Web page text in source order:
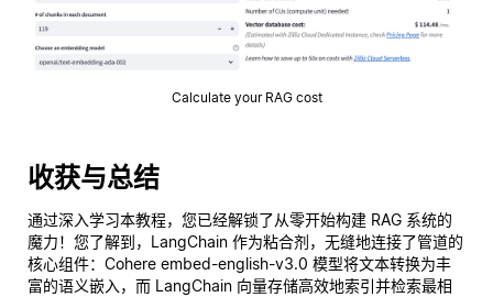
Calculate your RAG cost
收获与总结
通过深入学习本教程，您已经解锁了从零开始构建 RAG 系统的
魔力！您了解到，LangChain 作为粘合剂，无缝地连接了管道的
核心组件：Cohere embed-english-v3.0 模型将文本转换为丰
富的语义嵌入，而 LangChain 向量存储高效地索引并检索最相